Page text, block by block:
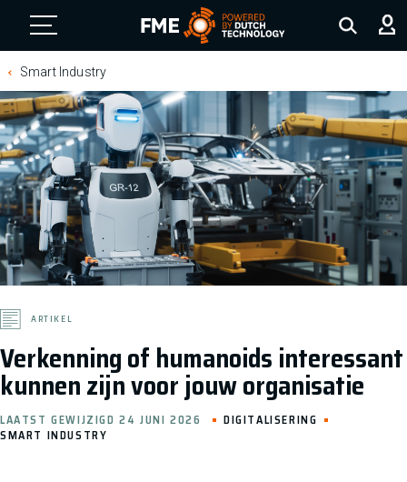
FME Logo, to the homepage
Smart Industry
Verkenning of humanoids interessant
kunnen zijn voor jouw organisatie
ARTIKEL
LAATST GEWIJZIGD 24 JUNI 2026
DIGITALISERING
SMART INDUSTRY